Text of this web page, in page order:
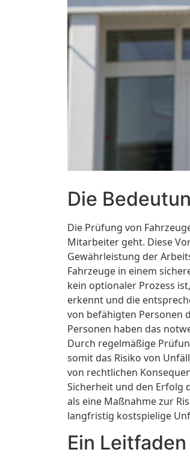
Die
Die Prüfung von
Mitarbeiter geht. Diese
Gewährleistung der
Fahrzeuge in einem
kein optionaler Prozess
erkennt und die
von befähigten Personen
Personen haben das
Durch regelmäßige
somit das Risiko von
von rechtlichen
Sicherheit und den Erfolg
als eine Maßnahme zur
langfristig kostspielige
Ein